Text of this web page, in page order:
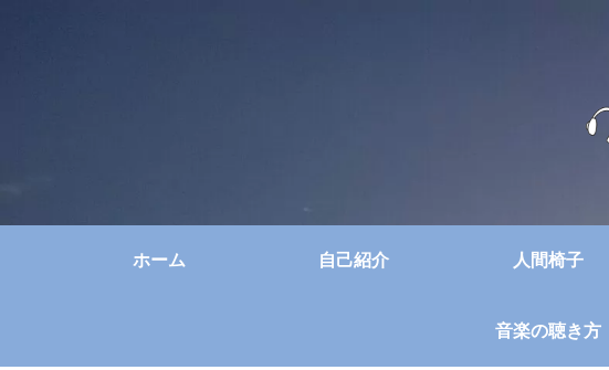
ホーム 自己紹介 人間椅子
音楽の聴き方